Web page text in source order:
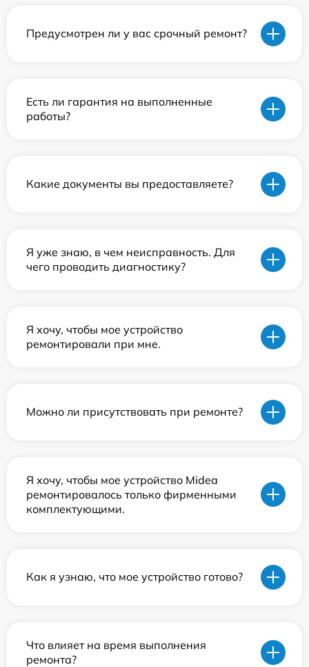
Предусмотрен ли у вас срочный ремонт?
Есть ли гарантия на выполненные
работы?
Какие документы вы предоставляете?
Я уже знаю, в чем неисправность. Для
чего проводить диагностику?
Я хочу, чтобы мое устройство
ремонтировали при мне.
Можно ли присутствовать при ремонте?
Я хочу, чтобы мое устройство Midea
ремонтировалось только фирменными
комплектующими.
Как я узнаю, что мое устройство готово?
Что влияет на время выполнения
ремонта?